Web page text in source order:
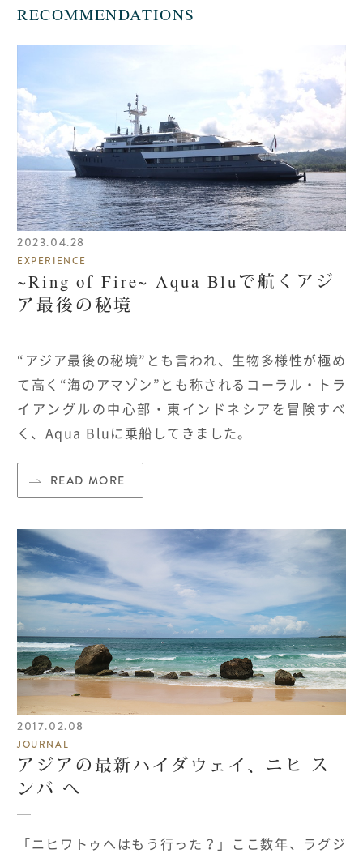
RECOMMENDATIONS
2023.04.28
EXPERIENCE
~Ring of Fire~ Aqua Bluで航くアジ
ア最後の秘境
“アジア最後の秘境”とも言われ、生物多様性が極め
て高く “海のアマゾン”とも称される コーラル・トラ
イアングルの中心部・東インドネシアを冒険すべ
く、 Aqua Blu に乗船してきました。
READ MORE
2017.02.08
JOURNAL
アジアの最新ハイダウェイ、ニヒ ス
ンバ へ
「ニヒワトゥへはもう行った？」ここ数年、ラグジ